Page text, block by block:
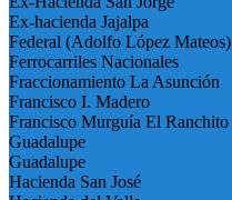
Ex-hacienda Jajalpa
Federal (Adolfo López Mateos)
Ferrocarriles Nacionales
Fraccionamiento La Asunción
Francisco I. Madero
Francisco Murguía El Ranchito
Guadalupe
Guadalupe
Hacienda San José